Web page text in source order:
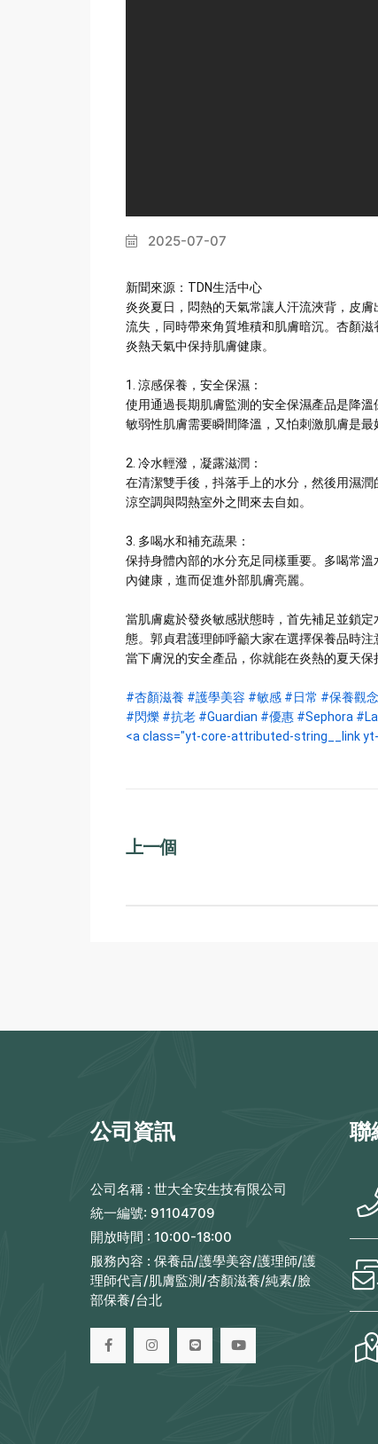
2025-07-07
新聞來源：TDN生活中心
炎炎夏日，悶熱的天氣常讓人汗流浹背，皮
流失，同時帶來角質堆積和肌膚暗沉。杏顏
炎熱天氣中保持肌膚健康。
1. 涼感保養，安全保濕：
使用通過長期肌膚監測的安全保濕產品是降
敏弱性肌膚需要瞬間降溫，又怕刺激肌膚是最
2. 冷水輕潑，凝露滋潤：
在清潔雙手後，抖落手上的水分，然後用濕
涼空調與悶熱室外之間來去自如。
3. 多喝水和補充蔬果：
保持身體內部的水分充足同樣重要。多喝常
內健康，進而促進外部肌膚亮麗。
當肌膚處於發炎敏感狀態時，首先補足並鎖
態。郭貞君護理師呼籲大家在選擇保養品時
當下膚況的安全產品，你就能在炎熱的夏天保
#杏顏滋養 #護學美容 #敏感 #日常 #保養觀念
#閃爍 #抗老 #Guardian #優惠 #Sephora
<a class="yt-core-attributed-
上一個
公司資訊
公司名稱 : 世大全安生技有限公司
統一編號: 91104709
開放時間 : 10:00-18:00
服務內容 : 保養品/護學美容/護理師/護
理師代言/肌膚監測/杏顏滋養/純素/臉
部保養/台北
聯